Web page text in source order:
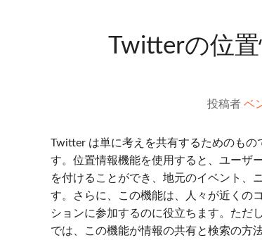
Twitterの位
投稿者 ベ
Twitter は単に考えを共有するためのも
す。位置情報機能を使用すると、ユーザ
を付けることができ、地元のイベント、
す。さらに、この機能は、人々が近くの
ションに参加するのに役立ちます。ただ
では、この機能が情報の共有と検索の方